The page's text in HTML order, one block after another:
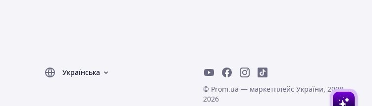
Українська
© Prom.ua — маркетплейс України, 2008-
2026